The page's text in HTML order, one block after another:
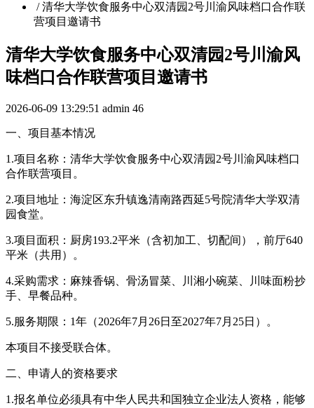
/清华大学饮食服务中心双清园2号川渝风味档口合作联
营项目邀请书
清华大学饮食服务中心双清园2号川渝风
味档口合作联营项目邀请书
2026-06-09 13:29:51 admin 46
一、项目基本情况
1.项目名称：清华大学饮食服务中心双清园2号川渝风味档口
合作联营项目。
2.项目地址：海淀区东升镇逸清南路西延5号院清华大学双清
园食堂。
3.项目面积：厨房193.2平米（含初加工、切配间），前厅640
平米（共用）。
4.采购需求：麻辣香锅、骨汤冒菜、川湘小碗菜、川味面粉抄
手、早餐品种。
5.服务期限：1年（2026年7月26日至2027年7月25日）。
本项目不接受联合体。
二、申请人的资格要求
1.报名单位必须具有中华人民共和国独立企业法人资格，能够